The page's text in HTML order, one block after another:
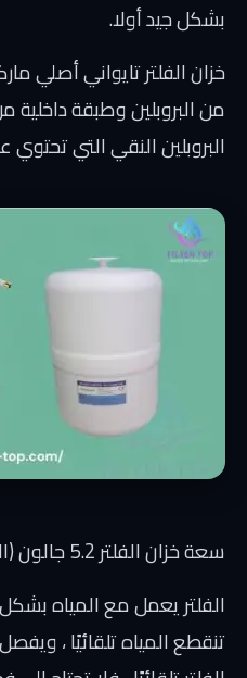
بشكل جيد أولا.
خزان الفلتر تايواني أصلي
من البروبلين وطبقة
البروبلين النقي التي تحتوي
سعة خزان الفلتر 5.2 جالون (الصافي 12 لتر تقريبًا)
الفلتر يعمل مع المياه
تنقطع المياه تلقائيًا ،